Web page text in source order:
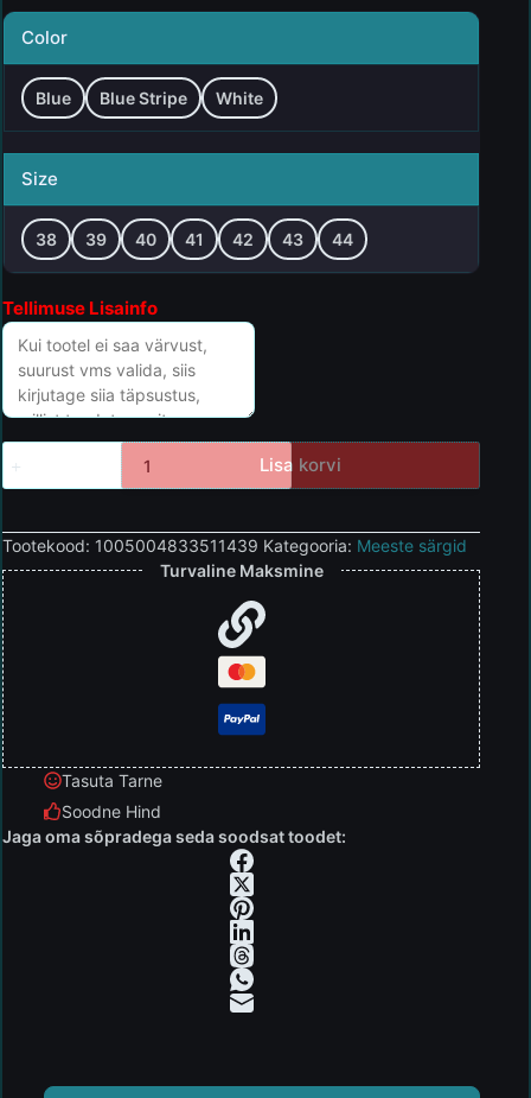
Color
Blue Blue Stripe White
Size
38 39 40 41 42 43 44
Tellimuse Lisainfo
Lisa korvi
Tootekood: 1005004833511439 Kategooria: Meeste särgid
Turvaline Maksmine
Tasuta Tarne
Soodne Hind
Jaga oma sõpradega seda soodsat toodet: